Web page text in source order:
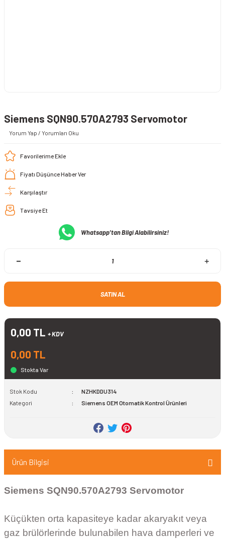
Siemens SQN90.570A2793 Servomotor
Yorum Yap / Yorumları Oku
Fiyatı Düşünce Haber Ver
Karşılaştır
Tavsiye Et
Whatsapp’tan Bilgi Alabilirsiniz!
SATIN AL
0,00 TL + KDV
0,00 TL
Stokta Var
Stok Kodu
NZHKDDU314
Kategori
Siemens OEM Otomatik Kontrol Ürünleri
Ürün Bilgisi
Siemens SQN90.570A2793 Servomotor
Küçükten orta kapasiteye kadar akaryakıt veya
gaz brülörlerinde bulunabilen hava damperleri ve